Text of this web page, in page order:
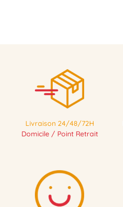
Livraison 24/48/72H
Domicile / Point Retrait